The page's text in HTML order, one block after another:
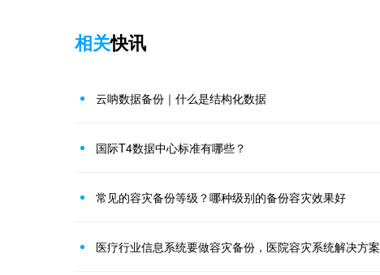
相关快讯
云呐数据备份｜什么是结构化数据
国际T4数据中心标准有哪些？
常见的容灾备份等级？哪种级别的备份容灾效果好
医疗行业信息系统要做容灾备份，医院容灾系统解决方案